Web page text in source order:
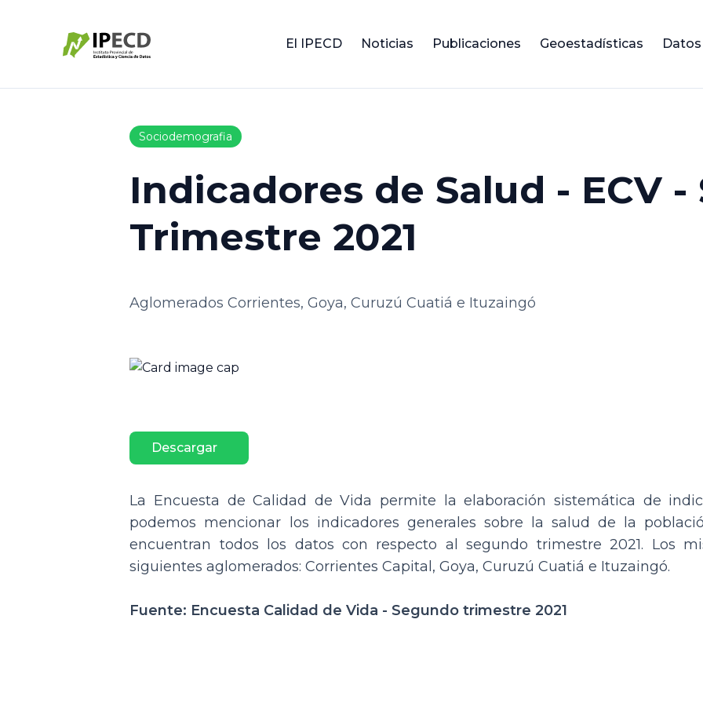
El IPECD Noticias Publicaciones Geoestadísticas
Sociodemografia
Indicadores de Salud - ECV
Trimestre 2021
Aglomerados Corrientes, Goya, Curuzú Cuatiá e Ituzaingó
Descargar
La Encuesta de Calidad de Vida permite la elaboración sistemática de
podemos mencionar los indicadores generales sobre la salud de la
encuentran todos los datos con respecto al segundo trimestre 2021. Los
siguientes aglomerados: Corrientes Capital, Goya, Curuzú Cuatiá e Ituzaingó.
Fuente: Encuesta Calidad de Vida - Segundo trimestre 2021